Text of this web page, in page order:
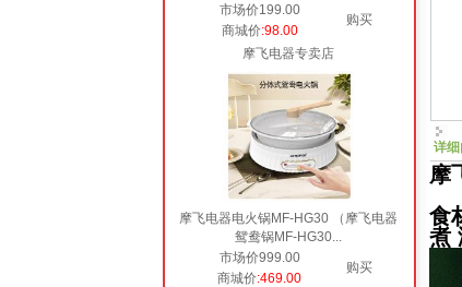
市场价199.00
购买
商城价:98.00
摩飞电器专卖店
摩飞电器电火锅MF-HG30 （摩飞电器
鸳鸯锅MF-HG30...
市场价999.00
购买
商城价:469.00
详
摩
食
煮